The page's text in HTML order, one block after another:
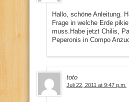
Hallo, schöne Anleitung.
Frage in welche Erde
muss.Habe jetzt Chilis,
Peperonis in Compo
toto
Juli 22, 2011 at 9:47 p.m.